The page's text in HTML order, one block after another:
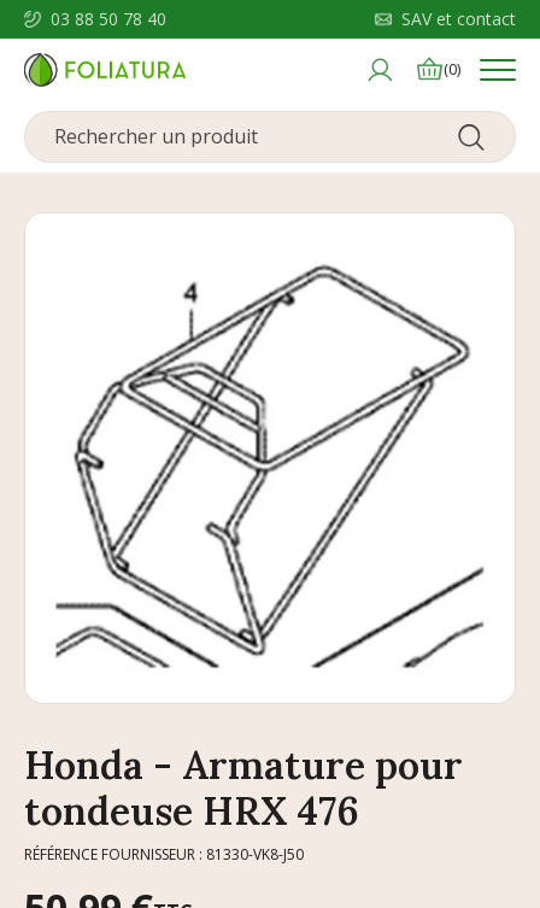
03 88 50 78 40 SAV et contact
(0) Menu
Honda - Armature pour
tondeuse HRX 476
RÉFÉRENCE FOURNISSEUR : 81330-VK8-J50